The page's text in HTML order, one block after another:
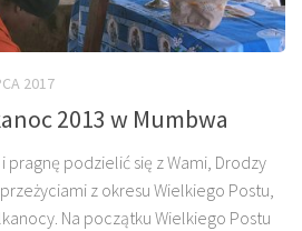
2017
2013 w Mumbwa
podzielić się z Wami, Drodzy
z okresu Wielkiego Postu,
Na początku Wielkiego Postu